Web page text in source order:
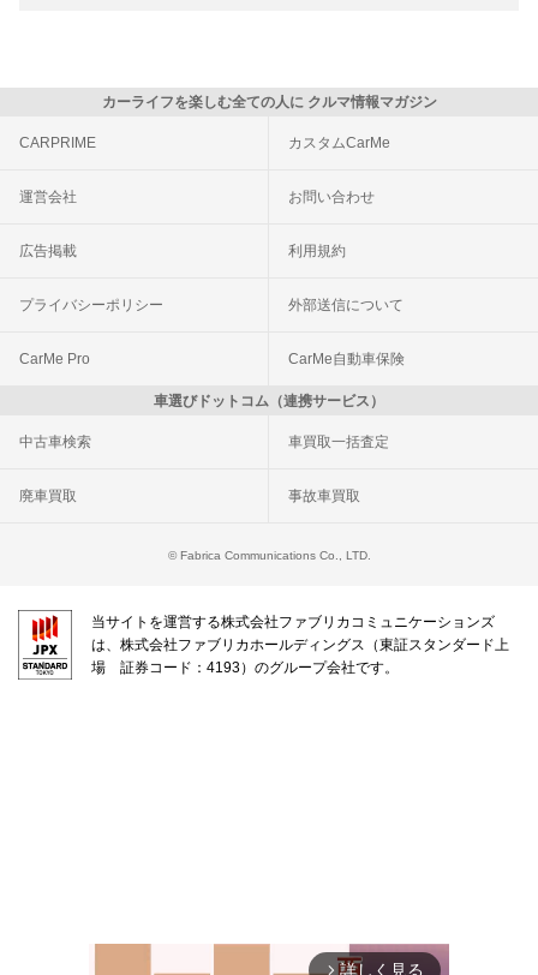
カーライフを楽しむ全ての人に クルマ情報マガジン
CARPRIME カスタムCarMe
運営会社 お問い合わせ
広告掲載 利用規約
プライバシーポリシー 外部送信について
CarMe Pro CarMe自動車保険
車選びドットコム（連携サービス）
中古車検索 車買取一括査定
廃車買取 事故車買取
© Fabrica Communications Co., LTD.
当サイトを運営する株式会社ファブリカコミュニケーションズ
は、株式会社ファブリカホールディングス（東証スタンダード上
場 証券コード：4193）のグループ会社です。
arrow_forward_ios 詳しく見る